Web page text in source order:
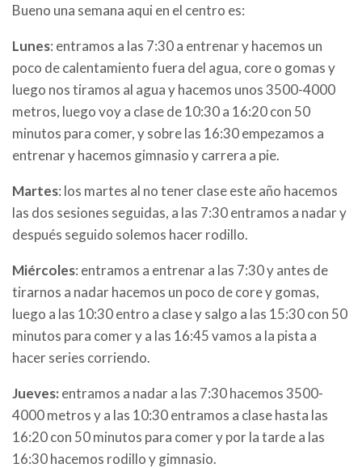
Bueno una semana aqui en el centro es:
Lunes: entramos a las 7:30 a entrenar y hacemos un
poco de calentamiento fuera del agua, core o gomas y
luego nos tiramos al agua y hacemos unos 3500-4000
metros, luego voy a clase de 10:30 a 16:20 con 50
minutos para comer, y sobre las 16:30 empezamos a
entrenar y hacemos gimnasio y carrera a pie.
Martes: los martes al no tener clase este año hacemos
las dos sesiones seguidas, a las 7:30 entramos a nadar y
después seguido solemos hacer rodillo.
Miércoles: entramos a entrenar a las 7:30 y antes de
tirarnos a nadar hacemos un poco de core y gomas,
luego a las 10:30 entro a clase y salgo a las 15:30 con 50
minutos para comer y a las 16:45 vamos a la pista a
hacer series corriendo.
Jueves: entramos a nadar a las 7:30 hacemos 3500-
4000 metros y a las 10:30 entramos a clase hasta las
16:20 con 50 minutos para comer y por la tarde a las
16:30 hacemos rodillo y gimnasio.